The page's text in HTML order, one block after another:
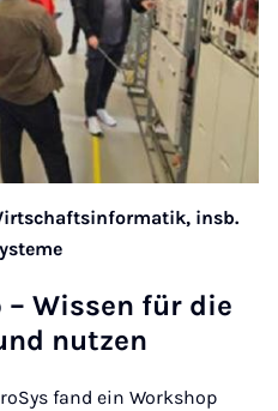
insb.
Wis­sen für die
nut­zen
fand ein Workshop